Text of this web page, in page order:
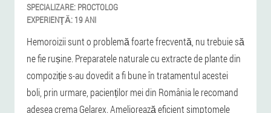
SPECIALIZARE: PROCTOLOG
EXPERIENŢĂ: 19 ANI
Hemoroizii sunt o problemă foarte frecventă, nu trebuie să
ne fie rușine. Preparatele naturale cu extracte de plante din
compoziție s-au dovedit a fi bune în tratamentul acestei
boli, prin urmare, pacienților mei din România le recomand
adesea crema Gelarex. Ameliorează eficient simptomele